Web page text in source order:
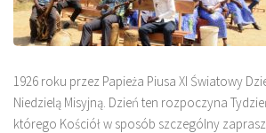
1926 roku przez Papieża Piusa XI Światowy
Niedzielą Misyjną. Dzień ten rozpoczyna
którego Kościół w sposób szczególny